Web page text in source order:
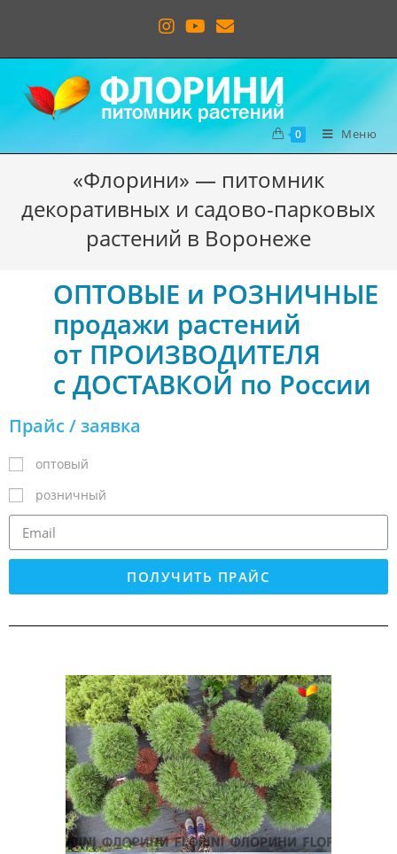
0 Меню
«Флорини» — питомник
декоративных и садово-парковых
растений в Воронеже
ОПТОВЫЕ и РОЗНИЧНЫЕ
продажи растений
от ПРОИЗВОДИТЕЛЯ
c ДОСТАВКОЙ по России
Прайс / заявка
оптовый
розничный
ПОЛУЧИТЬ ПРАЙС